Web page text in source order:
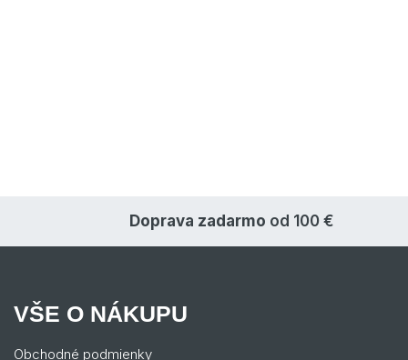
Doprava zadarmo od 100 €
VŠE O NÁKUPU
Obchodné podmienky